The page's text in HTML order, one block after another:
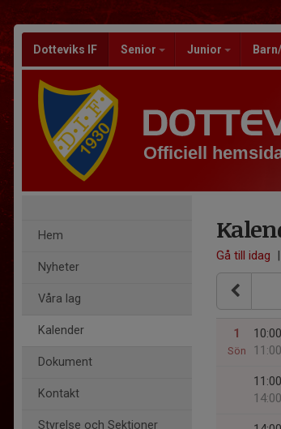
Dotteviks IF Senior Junior
Officiell
Hem
Nyheter
Våra lag
Kalender
Dokument
Kontakt
Styrelse och Sektioner
Gå till idag |
1
Sön
10:00
11:00
11:00
14:00